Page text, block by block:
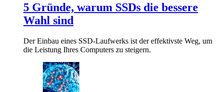
5 Gründe, warum SSDs die bessere
Wahl sind
Der Einbau eines SSD-Laufwerks ist der effektivste Weg, um
die Leistung Ihres Computers zu steigern.